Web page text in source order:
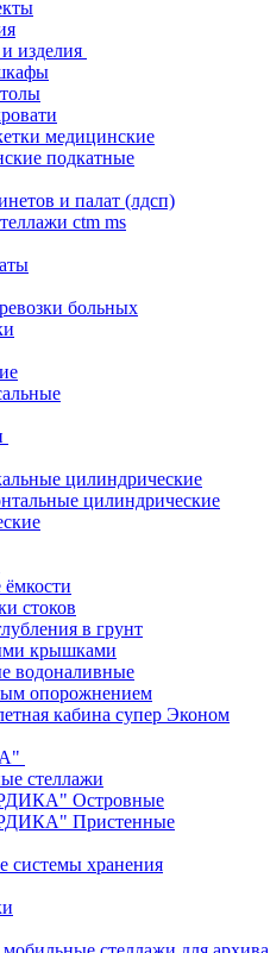
изделия
медицинские
подкатные
и палат (лдсп)
ctm ms
больных
цилиндрические
цилиндрические
стоков
в грунт
крышками
водоналивные
опорожнением
кабина супер Эконом
стеллажи
Островные
Пристенные
системы хранения